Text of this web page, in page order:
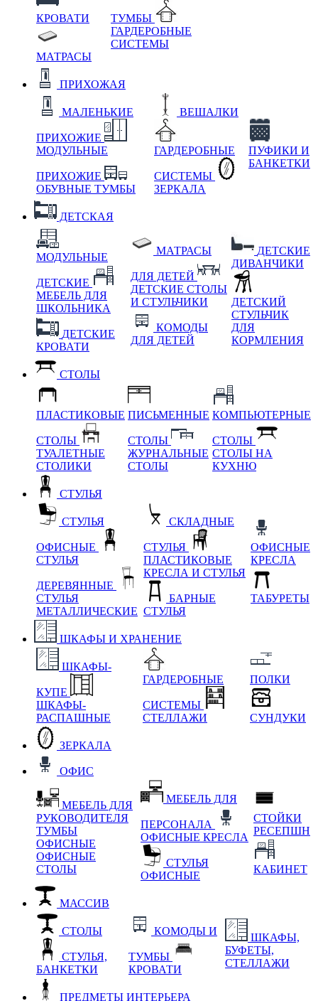
КРОВАТИ
МАТРАСЫ
ТУМБЫ
ГАРДЕРОБНЫЕ
СИСТЕМЫ
ПРИХОЖАЯ
МАЛЕНЬКИЕ
ПРИХОЖИЕ
МОДУЛЬНЫЕ
ПРИХОЖИЕ
ОБУВНЫЕ ТУМБЫ
ВЕШАЛКИ
ГАРДЕРОБНЫЕ
СИСТЕМЫ
ЗЕРКАЛА
ПУФИКИ И
БАНКЕТКИ
ДЕТСКАЯ
МОДУЛЬНЫЕ
ДЕТСКИЕ
МЕБЕЛЬ ДЛЯ
ШКОЛЬНИКА
ДЕТСКИЕ
КРОВАТИ
МАТРАСЫ
ДЛЯ ДЕТЕЙ
ДЕТСКИЕ СТОЛЫ
И СТУЛЬЧИКИ
КОМОДЫ
ДЛЯ ДЕТЕЙ
ДЕТСКИЕ
ДИВАНЧИКИ
ДЕТСКИЙ
СТУЛЬЧИК
ДЛЯ
КОРМЛЕНИЯ
СТОЛЫ
ПЛАСТИКОВЫЕ
СТОЛЫ
ТУАЛЕТНЫЕ
СТОЛИКИ
ПИСЬМЕННЫЕ
СТОЛЫ
ЖУРНАЛЬНЫЕ
СТОЛЫ
КОМПЬЮТЕРНЫЕ
СТОЛЫ
СТОЛЫ НА
КУХНЮ
СТУЛЬЯ
СТУЛЬЯ
ОФИСНЫЕ
СТУЛЬЯ
ДЕРЕВЯННЫЕ
СТУЛЬЯ
МЕТАЛЛИЧЕСКИЕ
СКЛАДНЫЕ
СТУЛЬЯ
ПЛАСТИКОВЫЕ
КРЕСЛА И СТУЛЬЯ
БАРНЫЕ
СТУЛЬЯ
ОФИСНЫЕ
КРЕСЛА
ТАБУРЕТЫ
ШКАФЫ И ХРАНЕНИЕ
ШКАФЫ-
КУПЕ
ШКАФЫ-
РАСПАШНЫЕ
ГАРДЕРОБНЫЕ
СИСТЕМЫ
СТЕЛЛАЖИ
ПОЛКИ
СУНДУКИ
ЗЕРКАЛА
ОФИС
МЕБЕЛЬ ДЛЯ
РУКОВОДИТЕЛЯ
ТУМБЫ
ОФИСНЫЕ
ОФИСНЫЕ
СТОЛЫ
МЕБЕЛЬ ДЛЯ
ПЕРСОНАЛА
ОФИСНЫЕ КРЕСЛА
СТУЛЬЯ
ОФИСНЫЕ
СТОЙКИ
РЕСЕПШН
КАБИНЕТ
МАССИВ
СТОЛЫ
СТУЛЬЯ,
БАНКЕТКИ
КОМОДЫ И
ТУМБЫ
КРОВАТИ
ШКАФЫ,
БУФЕТЫ,
СТЕЛЛАЖИ
ПРЕДМЕТЫ ИНТЕРЬЕРА